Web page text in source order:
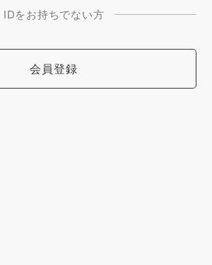
IDをお持ちでない方
会員登録